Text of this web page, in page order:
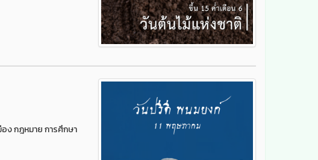
ง กฎหมาย การศึกษา